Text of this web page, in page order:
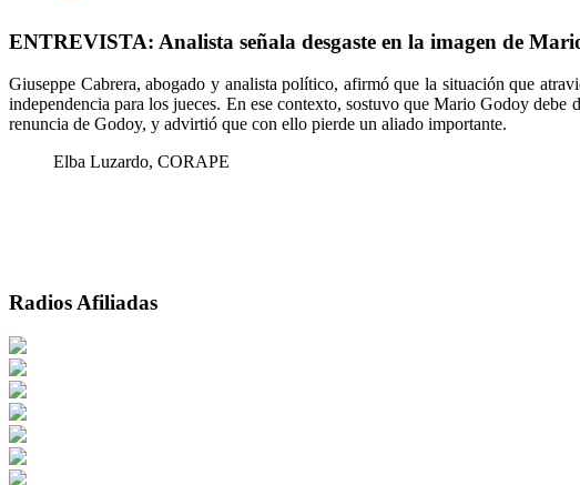
ENTREVISTA: Analista señala desgaste en la imagen de
Giuseppe Cabrera, abogado y analista político, afirmó que la situación que
independencia para los jueces. En ese contexto, sostuvo que Mario Godoy
renuncia de Godoy, y advirtió que con ello pierde un aliado importante.
Elba Luzardo, CORAPE
Radios Afiliadas